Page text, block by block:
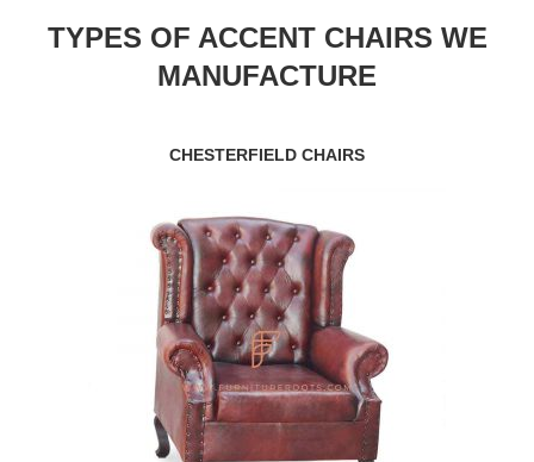
TYPES OF ACCENT CHAIRS WE
MANUFACTURE
CHESTERFIELD CHAIRS